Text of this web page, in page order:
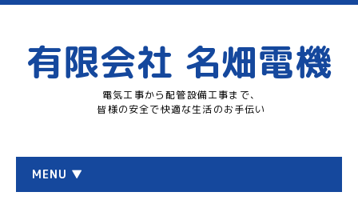
有限会社 名畑電機
電気工事から配管設備工事まで、
皆様の安全で快適な生活のお手伝い
MENU ▼